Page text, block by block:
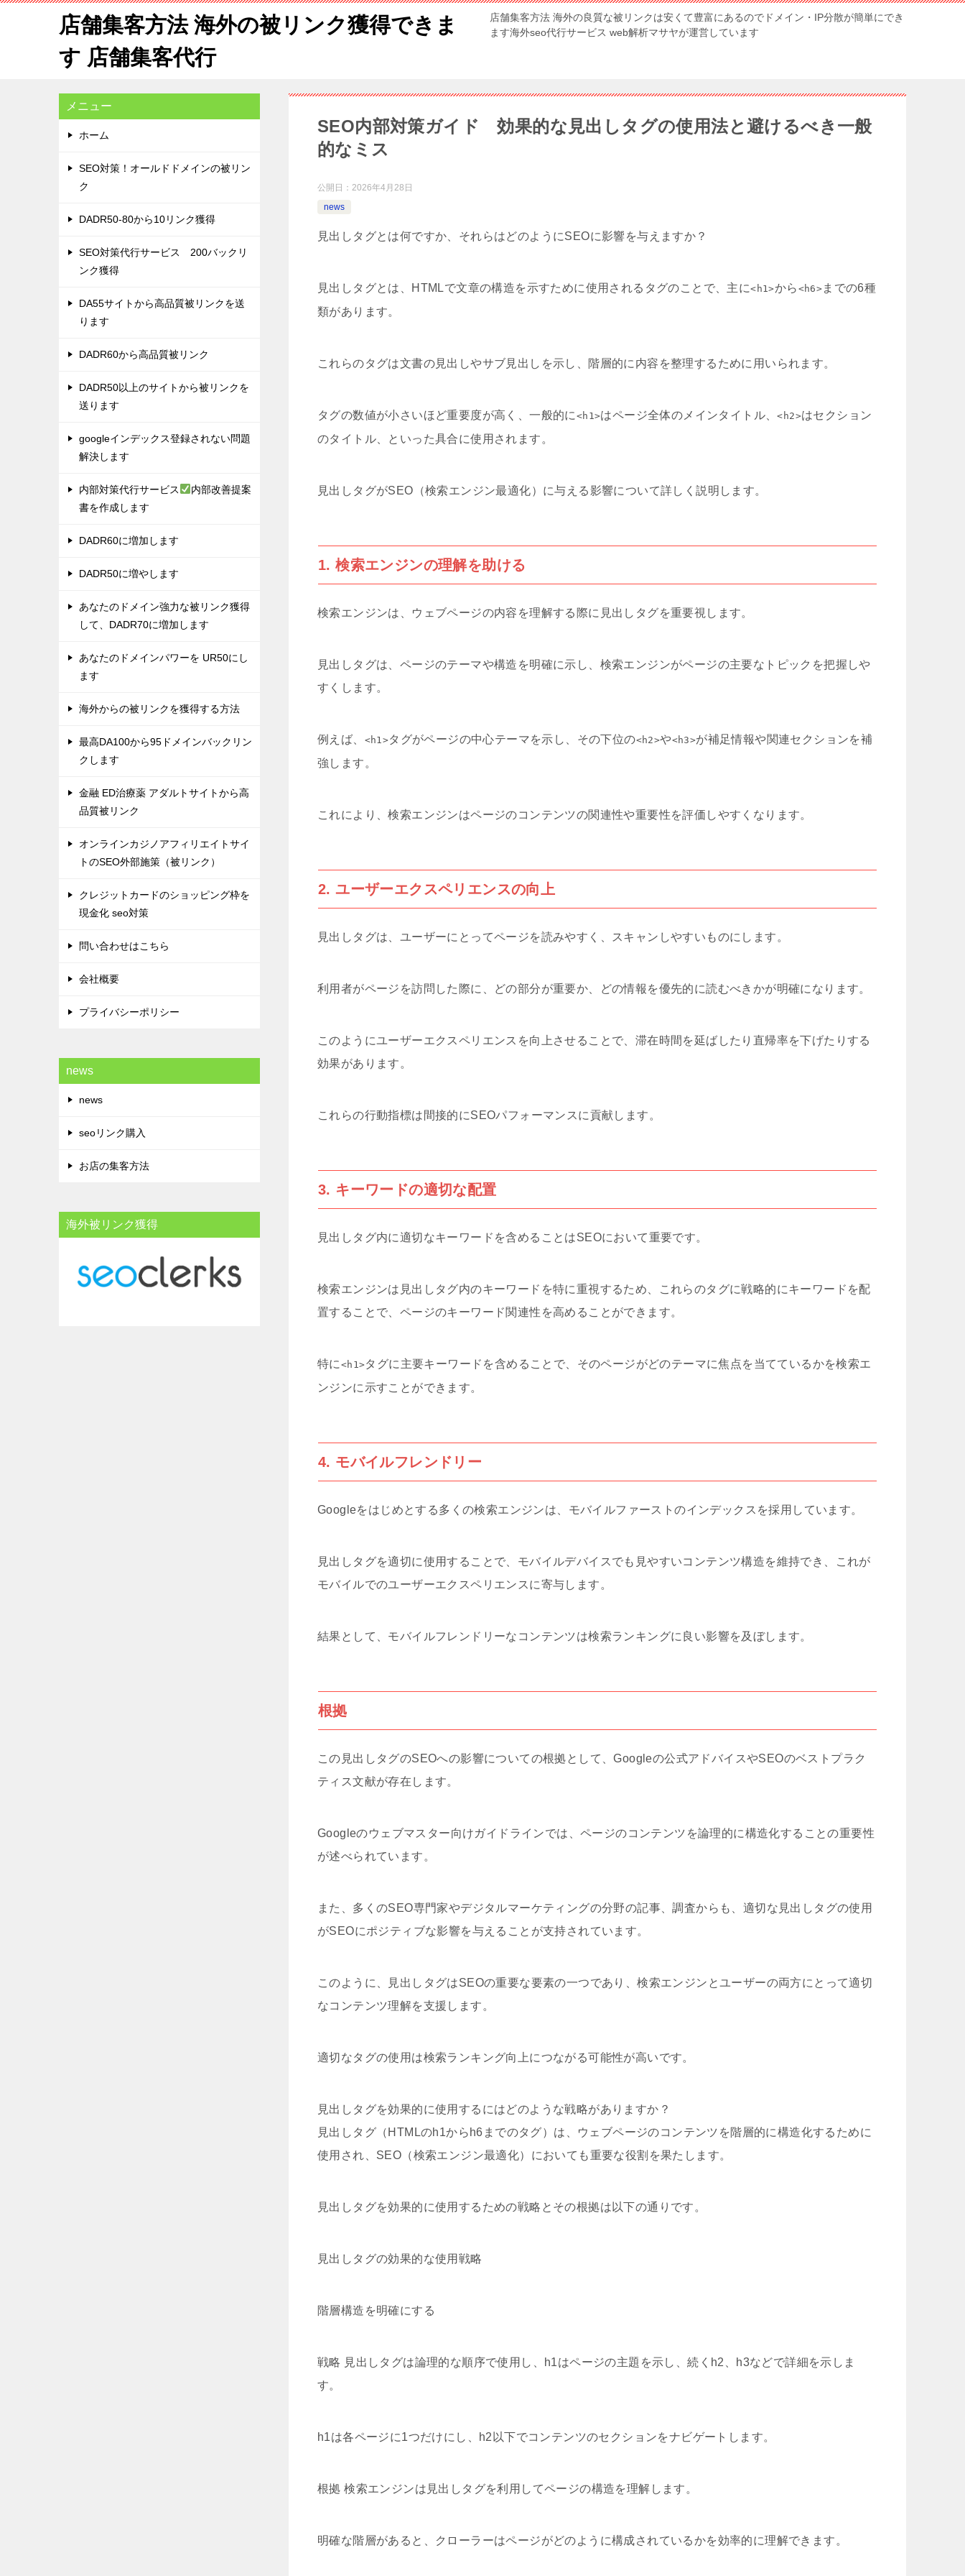
店舗集客方法 海外の被リンク獲得できま
す 店舗集客代行
店舗集客方法 海外の良質な被リンクは安くて豊富にあるのでドメイン・IP分散が簡単にでき
ます海外seo代行サービス web解析マサヤが運営しています
SEO内部対策ガイド 効果的な見出しタグの使用法と避けるべき一般
的なミス
公開日： 2026年4月28日
news
見出しタグとは何ですか、それらはどのようにSEOに影響を与えますか？
見出しタグとは、HTMLで文章の構造を示すために使用されるタグのことで、主に<h1>から <h6> までの6種
類があります。
これらのタグは文書の見出しやサブ見出しを示し、階層的に内容を整理するために用いられます。
タグの数値が小さいほど重要度が高く、一般的に <h1>はページ全体のメインタイトル、<h2>はセクション
のタイトル、といった具合に使用されます。
見出しタグがSEO（検索エンジン最適化）に与える影響について詳しく説明します。
1. 検索エンジンの理解を助ける
検索エンジンは、ウェブページの内容を理解する際に見出しタグを重要視します。
見出しタグは、ページのテーマや構造を明確に示し、検索エンジンがページの主要なトピックを把握しや
すくします。
例えば、 <h1>タグがページの中心テーマを示し、その下位の<h2>や<h3>が補足情報や関連セクションを補
強します。
これにより、検索エンジンはページのコンテンツの関連性や重要性を評価しやすくなります。
2. ユーザーエクスペリエンスの向上
見出しタグは、ユーザーにとってページを読みやすく、スキャンしやすいものにします。
利用者がページを訪問した際に、どの部分が重要か、どの情報を優先的に読むべきかが明確になります。
このようにユーザーエクスペリエンスを向上させることで、滞在時間を延ばしたり直帰率を下げたりする
効果があります。
これらの行動指標は間接的にSEOパフォーマンスに貢献します。
3. キーワードの適切な配置
見出しタグ内に適切なキーワードを含めることはSEOにおいて重要です。
検索エンジンは見出しタグ内のキーワードを特に重視するため、これらのタグに戦略的にキーワードを配
置することで、ページのキーワード関連性を高めることができます。
特に <h1>タグに主要キーワードを含めることで、そのページがどのテーマに焦点を当てているかを検索エ
ンジンに示すことができます。
4. モバイルフレンドリー
Googleをはじめとする多くの検索エンジンは、モバイルファーストのインデックスを採用しています。
見出しタグを適切に使用することで、モバイルデバイスでも見やすいコンテンツ構造を維持でき、これが
モバイルでのユーザーエクスペリエンスに寄与します。
結果として、モバイルフレンドリーなコンテンツは検索ランキングに良い影響を及ぼします。
根拠
この見出しタグのSEOへの影響についての根拠として、Googleの公式アドバイスやSEOのベストプラク
ティス文献が存在します。
Googleのウェブマスター向けガイドラインでは、ページのコンテンツを論理的に構造化することの重要性
が述べられています。
また、多くのSEO専門家やデジタルマーケティングの分野の記事、調査からも、適切な見出しタグの使用
がSEOにポジティブな影響を与えることが支持されています。
このように、見出しタグはSEOの重要な要素の一つであり、検索エンジンとユーザーの両方にとって適切
なコンテンツ理解を支援します。
適切なタグの使用は検索ランキング向上につながる可能性が高いです。
見出しタグを効果的に使用するにはどのような戦略がありますか？
見出しタグ（HTMLのh1からh6までのタグ）は、ウェブページのコンテンツを階層的に構造化するために
使用され、SEO（検索エンジン最適化）においても重要な役割を果たします。
見出しタグを効果的に使用するための戦略とその根拠は以下の通りです。
見出しタグの効果的な使用戦略
階層構造を明確にする
戦略 見出しタグは論理的な順序で使用し、h1はページの主題を示し、続くh2、h3などで詳細を示しま
す。
h1は各ページに1つだけにし、h2以下でコンテンツのセクションをナビゲートします。
根拠 検索エンジンは見出しタグを利用してページの構造を理解します。
明確な階層があると、クローラーはページがどのように構成されているかを効率的に理解できます。
メニュー
ホーム
SEO対策！オールドドメインの被リン
ク
DADR50-80から10リンク獲得
SEO対策代行サービス 200バックリ
ンク獲得
DA55サイトから高品質被リンクを送
ります
DADR60から高品質被リンク
DADR50以上のサイトから被リンクを
送ります
googleインデックス登録されない問題
解決します
内部対策代行サービス
内部改善提案
書を作成します
DADR60に増加します
DADR50に増やします
あなたのドメイン強力な被リンク獲得
して、DADR70に増加します
あなたのドメインパワーを UR50にし
ます
海外からの被リンクを獲得する方法
最高DA100から95ドメインバックリン
クします
金融 ED治療薬 アダルトサイトから高
品質被リンク
オンラインカジノアフィリエイトサイ
トのSEO外部施策（被リンク）
クレジットカードのショッピング枠を
現金化 seo対策
問い合わせはこちら
会社概要
プライバシーポリシー
news
news
seoリンク購入
お店の集客方法
海外被リンク獲得